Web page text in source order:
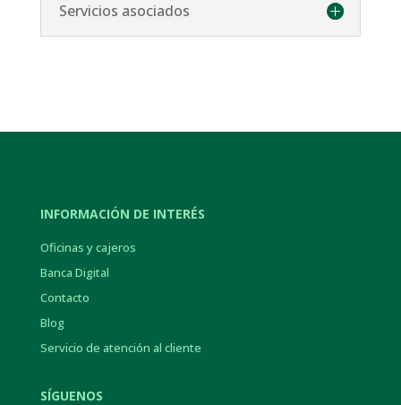
Servicios asociados
INFORMACIÓN DE INTERÉS
Oficinas y cajeros
Banca Digital
Contacto
Blog
Servicio de atención al cliente
SÍGUENOS